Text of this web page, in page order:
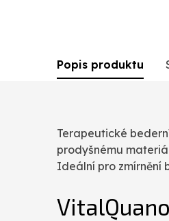
Popis produktu
Terapeutické
prodyšnému
Ideální pro zmírnění